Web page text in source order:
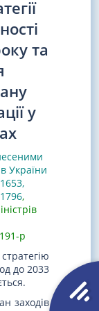
та
у
України
,
,
р
до 2033
заходів